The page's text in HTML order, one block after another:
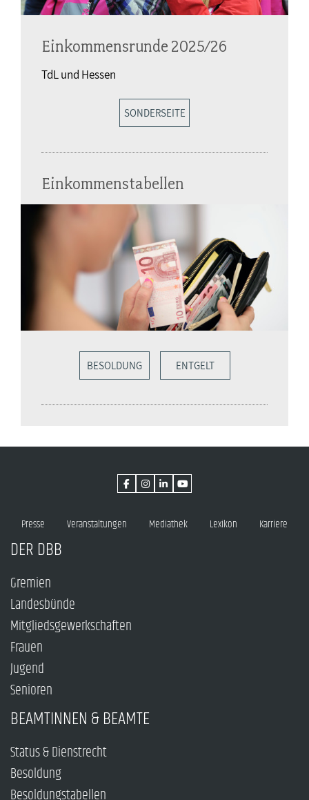
Einkommensrunde 2025/26
TdL und Hessen
SONDERSEITE
Einkommenstabellen
BESOLDUNG ENTGELT
Presse Veranstaltungen Mediathek Lexikon Karriere
DER DBB
Gremien
Landesbünde
Mitgliedsgewerkschaften
Frauen
Jugend
Senioren
BEAMTINNEN & BEAMTE
Status & Dienstrecht
Besoldung
Besoldungstabellen